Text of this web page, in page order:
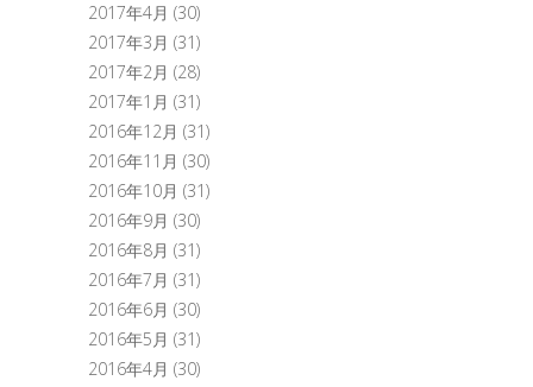
2017年4月 (30)
2017年3月 (31)
2017年2月 (28)
2017年1月 (31)
2016年12月 (31)
2016年11月 (30)
2016年10月 (31)
2016年9月 (30)
2016年8月 (31)
2016年7月 (31)
2016年6月 (30)
2016年5月 (31)
2016年4月 (30)